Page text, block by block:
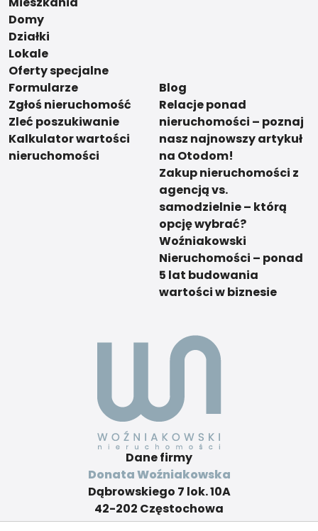
Domy
Działki
Lokale
Oferty specjalne
Formularze
Zgłoś nieruchomość
Zleć poszukiwanie
Kalkulator wartości
nieruchomości
Blog
Relacje ponad
nieruchomości – poznaj
nasz najnowszy artykuł
na Otodom!
Zakup nieruchomości z
agencją vs.
samodzielnie – którą
opcję wybrać?
Woźniakowski
Nieruchomości – ponad
5 lat budowania
wartości w biznesie
Dane firmy
Donata Woźniakowska
Dąbrowskiego 7 lok. 10A
42-202 Częstochowa
Kontakt